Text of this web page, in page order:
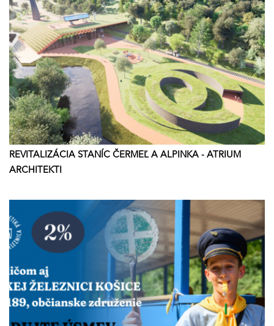
REVITALIZÁCIA STANÍC ČERMEĽ A ALPINKA - ATRIUM
ARCHITEKTI